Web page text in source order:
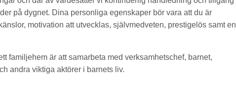
på dygnet. Dina personliga egenskaper bör vara att du är
motivation att utvecklas, självmedveten, prestigelös samt en
familjehem är att samarbeta med verksamhetschef, barnet,
andra viktiga aktörer i barnets liv.